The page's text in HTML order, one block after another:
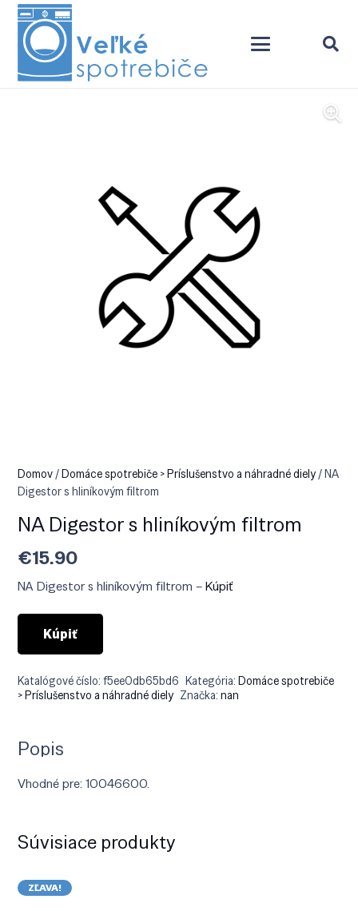
Domov/Domáce spotrebiče > Príslušenstvo a náhradné diely/ NA
Digestor s hliníkovým filtrom
NA Digestor s hliníkovým filtrom
€15.90
NA Digestor s hliníkovým filtrom –Kúpiť
Kúpiť
Katalógové číslo:f5ee0db65bd6 Kategória:Domáce spotrebiče
> Príslušenstvo a náhradné diely Značka:nan
Popis
Vhodné pre: 10046600.
Súvisiace produkty
ZĽAVA!